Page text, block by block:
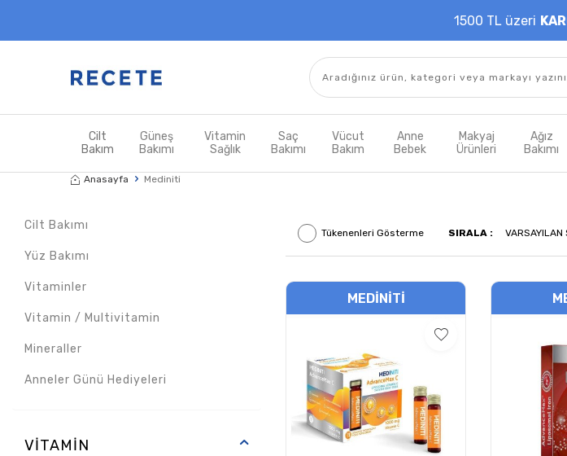
1500 TL üzeri
Cilt
Bakım
Güneş
Bakımı
Vitamin
Sağlık
Saç
Bakımı
Vücut
Bakım
Anne
Bebek
Makyaj
Ürünleri
Ağız
Bakımı
Anasayfa Mediniti
Cilt Bakımı
Yüz Bakımı
Vitaminler
Vitamin / Multivitamin
Mineraller
Anneler Günü Hediyeleri
Magnezyum İçeren Ürünler
VITAMIN
Tükenenleri Gösterme SIRALA :
MEDINITI